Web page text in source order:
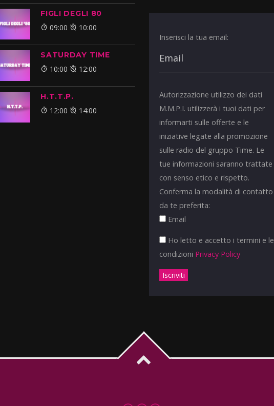
FIGLI DEGLI 80
09:00 10:00
SATURDAY TIME
10:00 12:00
H.T.T.P.
12:00 14:00
Inserisci la tua email:
Autorizzazione utilizzo dei dati
M.M.P.I. utilizzerà i tuoi dati per
informarti sulle offerte e le
iniziative legate alla promozione
sulle radio del gruppo Time. Le
tue informazioni saranno trattate
con senso etico e rispetto.
Conferma la modalità di contatto
da te preferita:
Email
Ho letto e accetto i termini e le
condizioni Privacy Policy